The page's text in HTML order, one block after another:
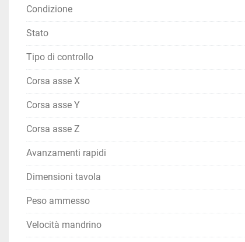
Condizione
Stato
Tipo di controllo
Corsa asse X
Corsa asse Y
Corsa asse Z
Avanzamenti rapidi
Dimensioni tavola
Peso ammesso
Velocità mandrino